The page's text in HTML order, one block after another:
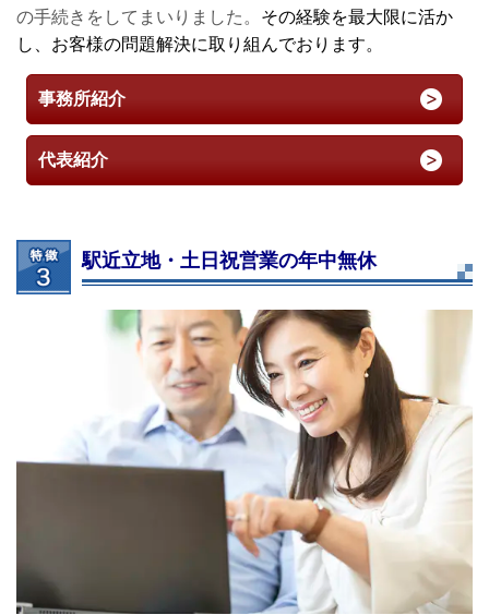
の手続きをしてまいりました。 その経験を最大限に活か
し、お客様の問題解決に取り組んでおります。
事務所紹介
代表紹介
駅近立地・土日祝営業の年中無休